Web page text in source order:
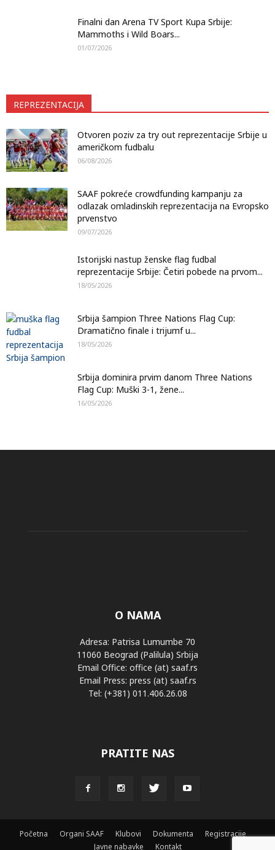
Finalni dan Arena TV Sport Kupa Srbije:
Mammoths i Wild Boars...
01/07/2026
REPREZENTACIJA
Otvoren poziv za try out reprezentacije Srbije u
američkom fudbalu
06/08/2026
SAAF pokreće crowdfunding kampanju za
odlazak omladinskih reprezentacija na Evropsko
prvenstvo
09/07/2026
Istorijski nastup ženske flag fudbal
reprezentacije Srbije: Četiri pobede na prvom...
18/05/2026
Srbija šampion Three Nations Flag Cup:
Dramatično finale i trijumf u...
18/05/2026
Srbija dominira prvim danom Three Nations
Flag Cup: Muški 3-1, žene...
16/05/2026
O NAMA
Adresa: Patrisa Lumumbe 70
11060 Beograd (Palilula) Srbija
Email Office: office (at) saaf.rs
Email Press: press (at) saaf.rs
Tel: (+381) 011.406.26.08
PRATITE NAS
Početna Organi SAAF Klubovi Dokumenta
Registracije
Javne nabavke
Kontakt